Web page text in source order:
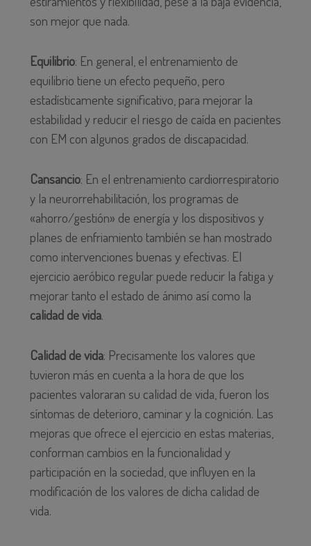
son mejor que nada.
Equilibrio: En general, el entrenamiento de
equilibrio tiene un efecto pequeño, pero
estadísticamente significativo, para mejorar la
estabilidad y reducir el riesgo de caída en pacientes
con EM con algunos grados de discapacidad.
Cansancio: En el entrenamiento cardiorrespiratorio
y la neurorrehabilitación, los programas de
«ahorro/gestión» de energía y los dispositivos y
planes de enfriamiento también se han mostrado
como intervenciones buenas y efectivas. El
ejercicio aeróbico regular puede reducir la fatiga y
mejorar tanto el estado de ánimo así como la
calidad de vida.
Calidad de vida: Precisamente los valores que
tuvieron más en cuenta a la hora de que los
pacientes valoraran su calidad de vida, fueron los
síntomas de deterioro, caminar y la cognición. Las
mejoras que ofrece el ejercicio en estas materias,
conforman cambios en la funcionalidad y
participación en la sociedad, que influyen en la
modificación de los valores de dicha calidad de
vida.